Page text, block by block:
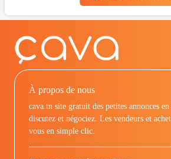
À propos de nous
cava.tn site gratuit des petites annonces
discutez et négociez. Les vendeurs et
vous en simple clic.